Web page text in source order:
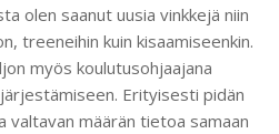
olen saanut uusia vinkkejä niin
treeneihin kuin kisaamiseenkin.
myös koulutusohjaajana
Erityisesti pidän
valtavan määrän tietoa samaan